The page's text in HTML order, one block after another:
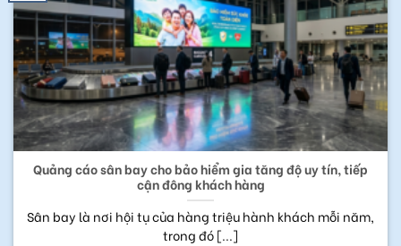
Quảng cáo sân bay cho bảo hiểm gia tăng độ uy tín, tiếp
cận đông khách hàng
Sân bay là nơi hội tụ của hàng triệu hành khách mỗi năm,
trong đó [...]